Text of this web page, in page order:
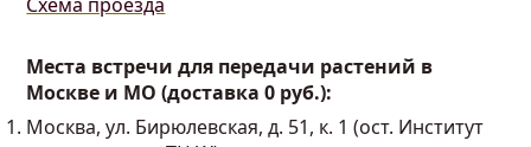
Места встречи для передачи растений в
Москве и МО (доставка 0 руб.):
Москва, ул. Бирюлевская, д. 51, к. 1 (ост. Институт